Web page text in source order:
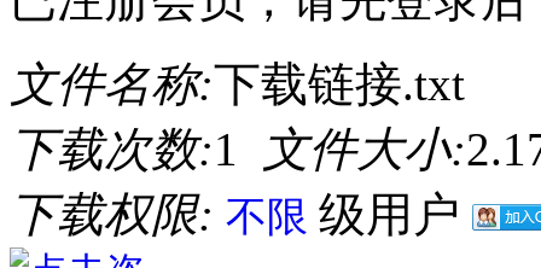
文件名称:下载链接.txt
下载次数:1 文件大小:
下载权限: 不限 级用户